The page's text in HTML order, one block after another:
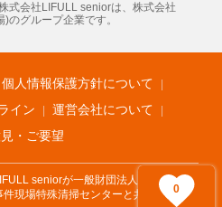
0
査定 不動産投資 アドバイザー
家賃相場 不動産会社
まちむすび
情報
LIFULL HOME'S PRESS
不動産転職
式会社LIFULL seniorは、株式会社
のグループ企業です。
個人情報保護方針について
イン
運営会社について
・ご要望
seniorが一般財団法人遺品整理士
現場特殊清掃センターと共同でサービ